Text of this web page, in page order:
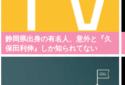
静岡県出身の有名人、意外と『久
保田利伸』しか知られてない